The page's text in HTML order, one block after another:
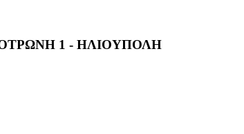
1 - ΗΛΙΟΥΠΟΛΗ